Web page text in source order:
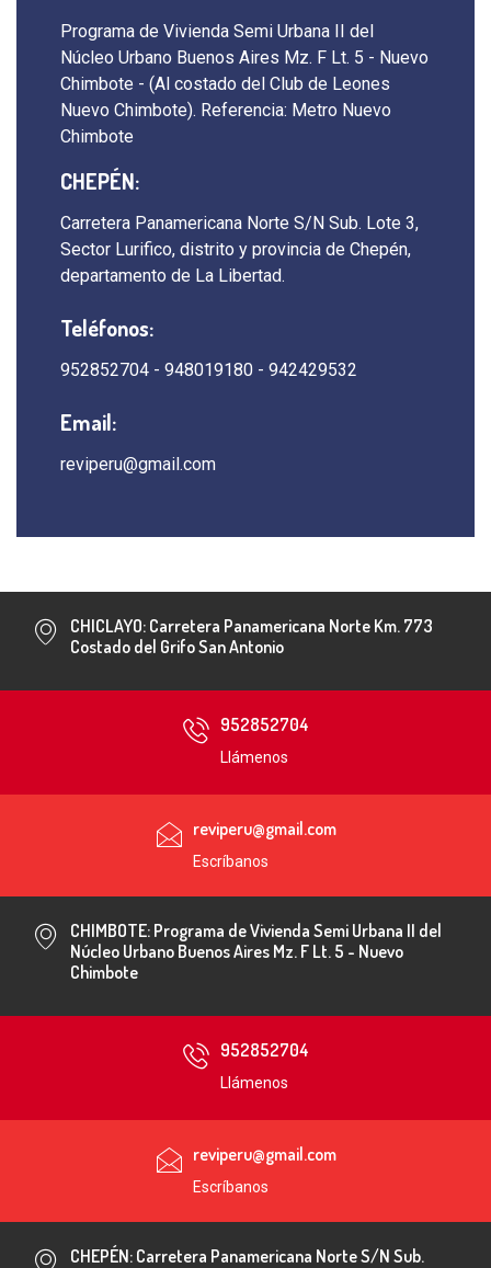
Programa de Vivienda Semi Urbana II del
Núcleo Urbano Buenos Aires Mz. F Lt. 5 - Nuevo
Chimbote - (Al costado del Club de Leones
Nuevo Chimbote). Referencia: Metro Nuevo
Chimbote
CHEPÉN:
Carretera Panamericana Norte S/N Sub. Lote 3,
Sector Lurifico, distrito y provincia de Chepén,
departamento de La Libertad.
Teléfonos:
952852704 - 948019180 - 942429532
Email:
reviperu@gmail.com
CHICLAYO: Carretera Panamericana Norte Km. 773
Costado del Grifo San Antonio
952852704
Llámenos
reviperu@gmail.com
Escríbanos
CHIMBOTE: Programa de Vivienda Semi Urbana II del
Núcleo Urbano Buenos Aires Mz. F Lt. 5 - Nuevo
Chimbote
952852704
Llámenos
reviperu@gmail.com
Escríbanos
CHEPÉN: Carretera Panamericana Norte S/N Sub.